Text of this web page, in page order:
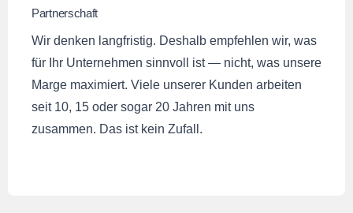
Partnerschaft
Wir denken langfristig. Deshalb empfehlen wir, was
für Ihr Unternehmen sinnvoll ist — nicht, was unsere
Marge maximiert. Viele unserer Kunden arbeiten
seit 10, 15 oder sogar 20 Jahren mit uns
zusammen. Das ist kein Zufall.